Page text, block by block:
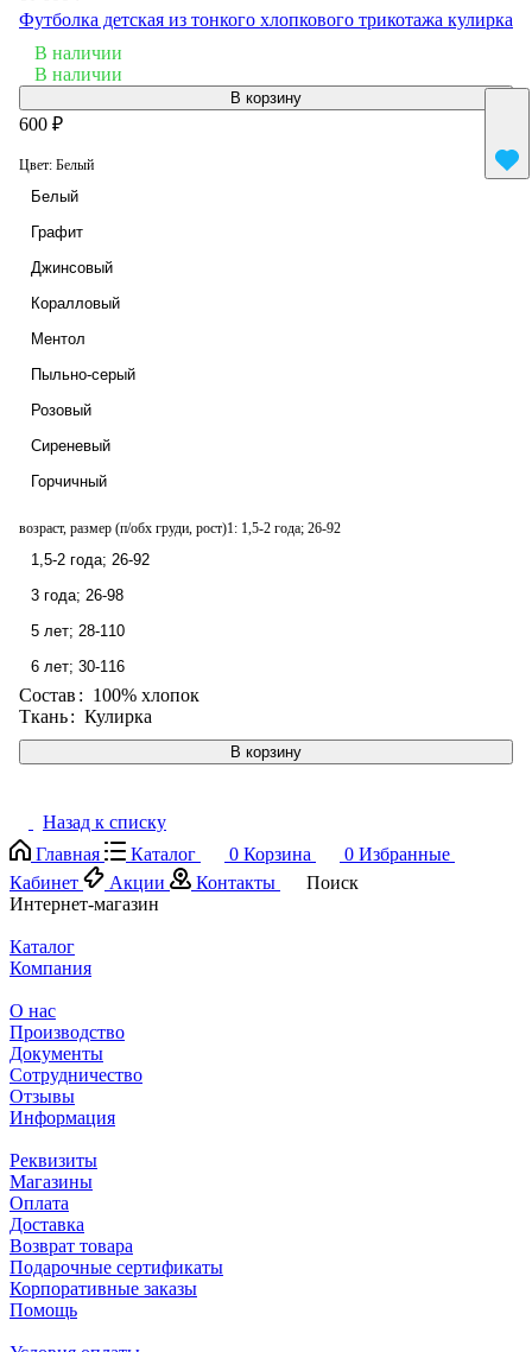
Футболка детская из тонкого хлопкового трикотажа кулирка
В наличии
В корзину
В наличии
В корзину
600 ₽
Цвет: Белый
Белый
Графит
Джинсовый
Коралловый
Ментол
Пыльно-серый
Розовый
Сиреневый
Горчичный
возраст, размер (п/обх груди, рост)1: 1,5-2 года; 26-92
1,5-2 года; 26-92
3 года; 26-98
5 лет; 28-110
6 лет; 30-116
Состав: 100% хлопок
Ткань: Кулирка
Назад к списку
Главная
Каталог 0 Корзина 0 Избранные
Кабинет
Акции Контакты
Поиск
Интернет-магазин
Каталог
Компания
О нас
Производство
Документы
Сотрудничество
Отзывы
Информация
Реквизиты
Магазины
Оплата
Доставка
Возврат товара
Подарочные сертификаты
Корпоративные заказы
Помощь